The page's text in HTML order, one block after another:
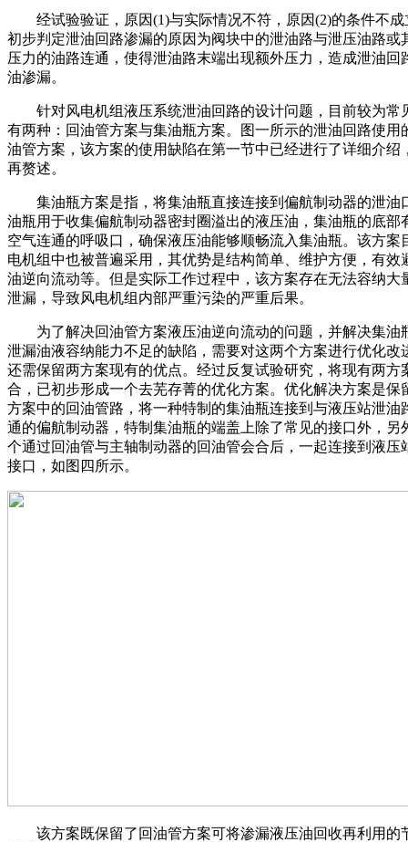
经试验验证，原因(1)与实际情况不符，原因(2)的条件不成
初步判定泄油回路渗漏的原因为阀块中的泄油路与泄压油路或
压力的油路连通，使得泄油路末端出现额外压力，造成泄油回
油渗漏。
针对风电机组液压系统泄油回路的设计问题，目前较为常
有两种：回油管方案与集油瓶方案。图一所示的泄油回路使用
油管方案，该方案的使用缺陷在第一节中已经进行了详细介绍
再赘述。
集油瓶方案是指，将集油瓶直接连接到偏航制动器的泄油
油瓶用于收集偏航制动器密封圈溢出的液压油，集油瓶的底部
空气连通的呼吸口，确保液压油能够顺畅流入集油瓶。该方案
电机组中也被普遍采用，其优势是结构简单、维护方便，有效
油逆向流动等。但是实际工作过程中，该方案存在无法容纳大
泄漏，导致风电机组内部严重污染的严重后果。
为了解决回油管方案液压油逆向流动的问题，并解决集油
泄漏油液容纳能力不足的缺陷，需要对这两个方案进行优化改
还需保留两方案现有的优点。经过反复试验研究，将现有两方
合，已初步形成一个去芜存菁的优化方案。优化解决方案是保
方案中的回油管路，将一种特制的集油瓶连接到与液压站泄油
通的偏航制动器，特制集油瓶的端盖上除了常见的接口外，另
个通过回油管与主轴制动器的回油管会合后，一起连接到液压
接口，如图四所示。
该方案既保留了回油管方案可将渗漏液压油回收再利用的